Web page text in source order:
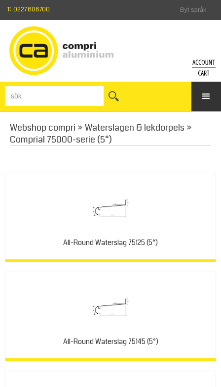
Byt språk
T: 0227 606700
LoggaVisa
Webshop compri »Waterslagen & lekdorpels »
Comprial 75000-serie (5°)
All-Round Waterslag 75125 (5°)
All-Round Waterslag 75145 (5°)